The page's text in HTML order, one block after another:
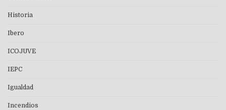
Historia
Ibero
ICOJUVE
IEPC
Igualdad
Incendios